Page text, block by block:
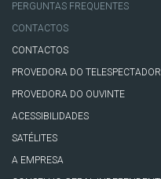
PERGUNTAS FREQUENTES
CONTACTOS
CONTACTOS
PROVEDORA DO TELESPECTADOR
PROVEDORA DO OUVINTE
ACESSIBILIDADES
SATÉLITES
A EMPRESA